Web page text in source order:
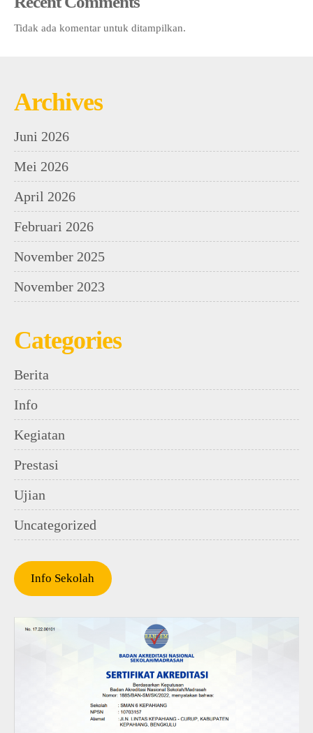
Tidak ada komentar untuk ditampilkan.
Archives
Juni 2026
Mei 2026
April 2026
Februari 2026
November 2025
November 2023
Categories
Berita
Info
Kegiatan
Prestasi
Ujian
Uncategorized
Info Sekolah